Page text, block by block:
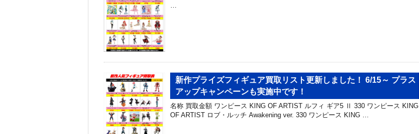
…
新作プライズフィギュア買取リスト更新しました！ 6/15～ プラス
アップキャンペーンも実施中です！
名称 買取金額 ワンピース KING OF ARTIST ルフィ ギア5 Ⅱ 330 ワンピース KING
OF ARTIST ロブ・ルッチ Awakening ver. 330 ワンピース KING …